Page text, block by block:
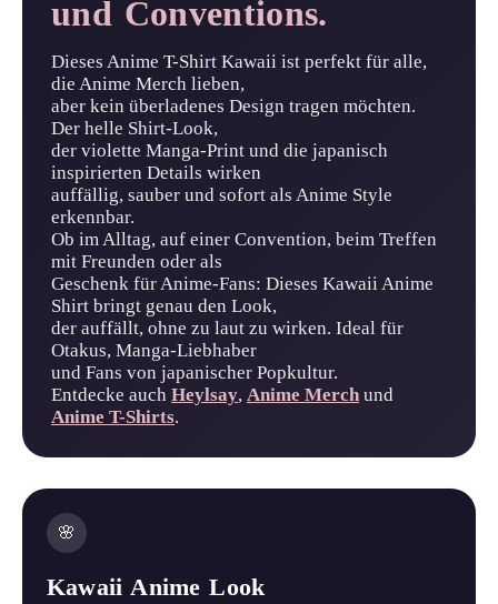
und Conventions.
Dieses Anime T-Shirt Kawaii ist perfekt für alle,
die Anime Merch lieben,
aber kein überladenes Design tragen möchten.
Der helle Shirt-Look,
der violette Manga-Print und die japanisch
inspirierten Details wirken
auffällig, sauber und sofort als Anime Style
erkennbar.
Ob im Alltag, auf einer Convention, beim Treffen
mit Freunden oder als
Geschenk für Anime-Fans: Dieses Kawaii Anime
Shirt bringt genau den Look,
der auffällt, ohne zu laut zu wirken. Ideal für
Otakus, Manga-Liebhaber
und Fans von japanischer Popkultur.
Entdecke auch Heylsay, Anime Merch und
Anime T-Shirts.
🌸
Kawaii Anime Look